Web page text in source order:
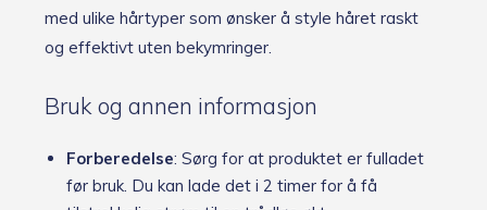
med ulike hårtyper som ønsker å style håret raskt
og effektivt uten bekymringer.
Bruk og annen informasjon
Forberedelse: Sørg for at produktet er fulladet
før bruk. Du kan lade det i 2 timer for å få